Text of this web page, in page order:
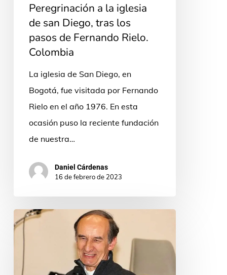
Diego,
pasos
Fernando
Rielo.
Colombia
Peregrinación a la iglesia
de san Diego, tras los
pasos de Fernando Rielo.
Colombia
La iglesia de San Diego, en
Bogotá, fue visitada por Fernando
Rielo en el año 1976. En esta
ocasión puso la reciente fundación
de nuestra…
Daniel Cárdenas
16 de febrero de 2023
p.
Juan